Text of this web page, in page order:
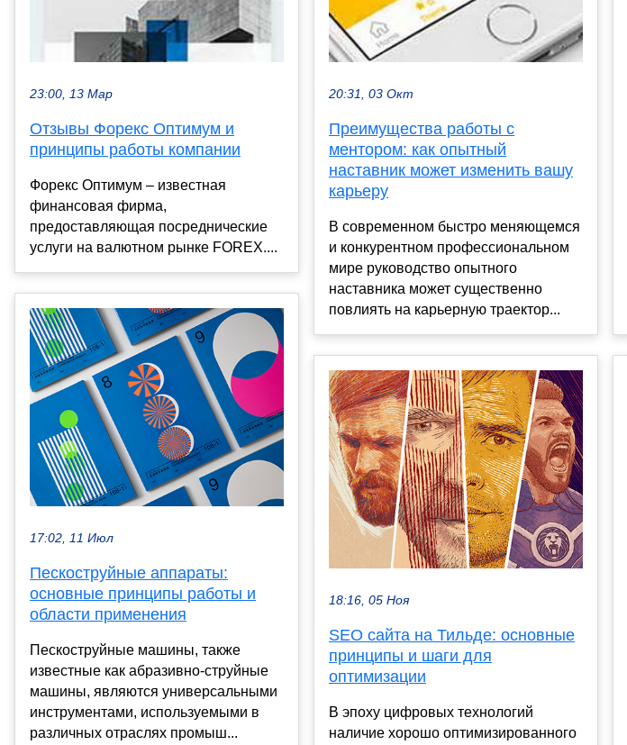
23:00, 13 Мар
Отзывы Форекс Оптимум и
принципы работы компании
Форекс Оптимум – известная
финансовая фирма,
предоставляющая посреднические
услуги на валютном рынке FOREX....
17:02, 11 Июл
Пескоструйные аппараты:
основные принципы работы и
области применения
Пескоструйные машины, также
известные как абразивно-струйные
машины, являются универсальными
инструментами, используемыми в
различных отраслях промыш...
20:31, 03 Окт
Преимущества работы с
ментором: как опытный
наставник может изменить вашу
карьеру
В современном быстро меняющемся
и конкурентном профессиональном
мире руководство опытного
наставника может существенно
повлиять на карьерную траектор...
18:16, 05 Ноя
SEO сайта на Тильде: основные
принципы и шаги для
оптимизации
В эпоху цифровых технологий
наличие хорошо оптимизированного